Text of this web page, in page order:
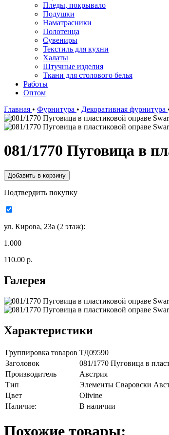
Пледы, покрывало
Подушки
Наматрасники
Полотенца
Сувениры
Текстиль для кухни
Халаты
Штучные изделия
Ткани для столового белья
Работы
Оптом
Главная • Фурнитура • Декоративная фурнитура
081/1770 Пуговица в
Подтвердить покупку
ул. Кирова, 23а (2 этаж):
1.000
110.00 р.
Галерея
Характеристики
Группировка товаров ТД09590
Заголовок
081/1770 Пуговица в
Производитель
Австрия
Тип
Элементы Сваровски
Цвет
Olivine
Наличие:
В наличии
Похожие товары: